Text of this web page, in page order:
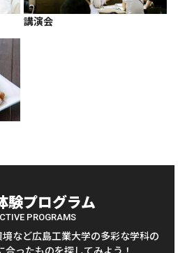
講演会
験プログラム
PROGRAMS
など広島工業大学の多彩な学科の